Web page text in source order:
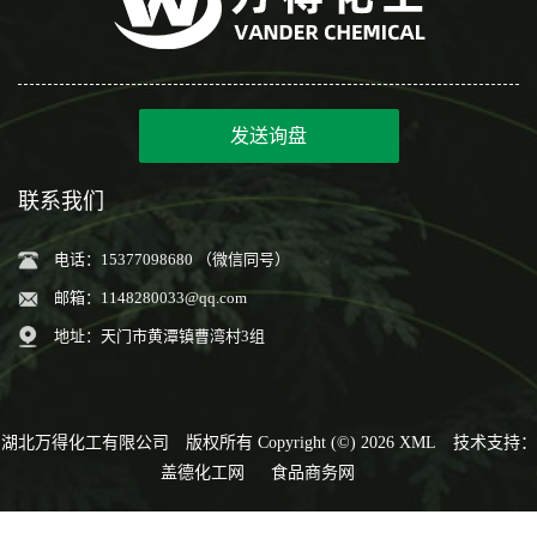
发送询盘
联系我们
电话：15377098680 （微信同号）
邮箱： 1148280033@qq.com
地址：天门市黄潭镇曹湾村3组
湖北万得化工有限公司 版权所有 Copyright (©) 2026 XML
技术支持：
盖德化工网
食品商务网